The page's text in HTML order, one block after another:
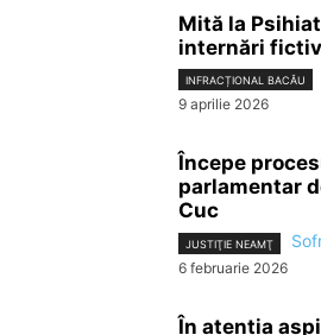
Mită la
internări
INFRACȚIONAL BACĂU
9 aprilie 2026
Începe
parlamentar
Cuc
JUSTIŢIE NEAMŢ
6 februarie 2026
În atenția